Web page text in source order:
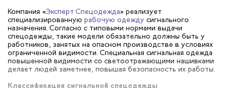
Компания «Эксперт Спецодежда» реализует
специализированную рабочую одежду сигнального
назначения. Согласно с типовыми нормами выдачи
спецодежды, такие модели обязательно должны быть у
работников, занятых на опасном производстве в условиях
ограниченной видимости. Специальная сигнальная одежда
повышенной видимости со светоотражающими нашивками
делает людей заметнее, повышая безопасность их работы.
Классификация сигнальной спецодежды